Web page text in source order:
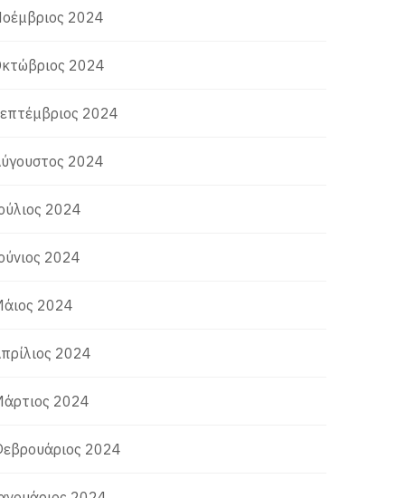
2024
2024
2024
2024
2024
2024
2024
2024
2024
2024